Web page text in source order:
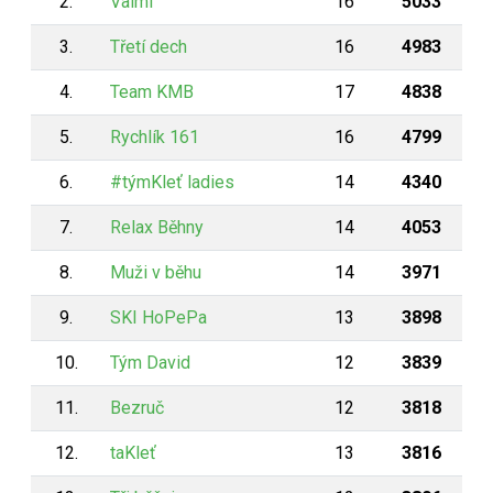
3. Třetí dech 16 4983
4. Team KMB 17 4838
5. Rychlík 161 16 4799
6. #týmKleť ladies 14 4340
7. Relax Běhny 14 4053
8. Muži v běhu 14 3971
9. SKI HoPePa 13 3898
10. Tým David 12 3839
11. Bezruč 12 3818
12. taKleť 13 3816